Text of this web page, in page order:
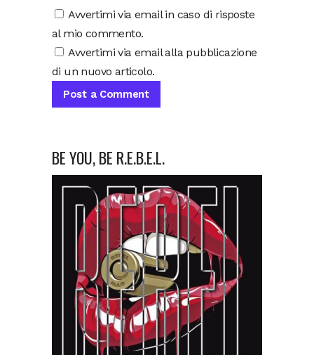
Avvertimi via email in caso di risposte
al mio commento.
Avvertimi via email alla pubblicazione
di un nuovo articolo.
BE YOU, BE R.E.B.E.L.